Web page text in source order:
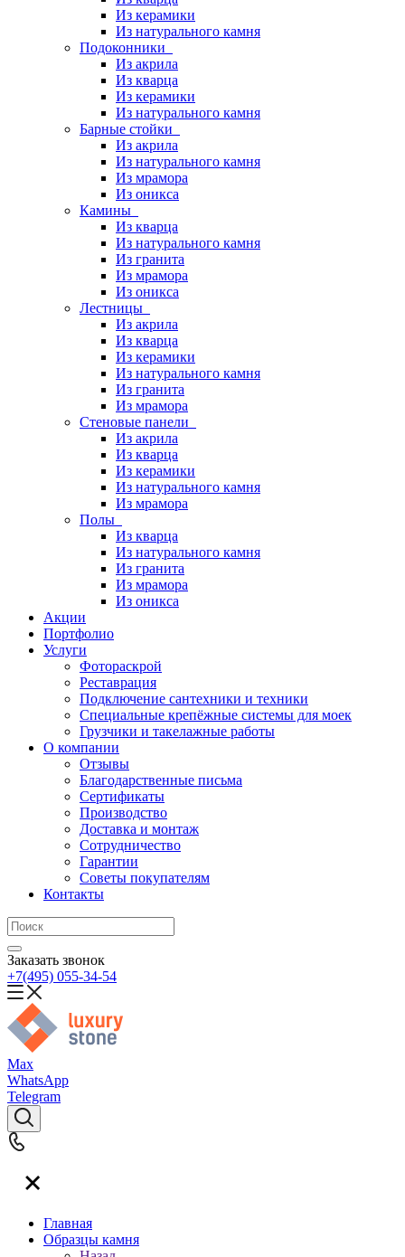
Из керамики
Из натурального камня
Подоконники
Из акрила
Из кварца
Из керамики
Из натурального камня
Барные стойки
Из акрила
Из натурального камня
Из мрамора
Из оникса
Камины
Из кварца
Из натурального камня
Из гранита
Из мрамора
Из оникса
Лестницы
Из акрила
Из кварца
Из керамики
Из натурального камня
Из гранита
Из мрамора
Стеновые панели
Из акрила
Из кварца
Из керамики
Из натурального камня
Из мрамора
Полы
Из кварца
Из натурального камня
Из гранита
Из мрамора
Из оникса
Акции
Портфолио
Услуги
Фотораскрой
Реставрация
Подключение сантехники и техники
Специальные крепёжные системы для моек
Грузчики и такелажные работы
О компании
Отзывы
Благодарственные письма
Сертификаты
Производство
Доставка и монтаж
Сотрудничество
Гарантии
Советы покупателям
Контакты
Заказать звонок
+7(495) 055-34-54
Max
WhatsApp
Telegram
Главная
Образцы камня